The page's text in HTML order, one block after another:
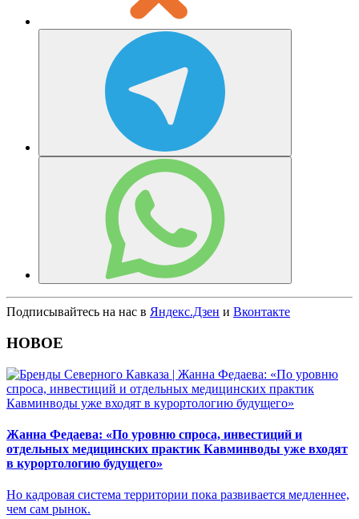
Подписывайтесь на нас в Яндекс.Дзен и Вконтакте
НОВОЕ
Жанна Федаева: «По уровню спроса, инвестиций и
отдельных медицинских практик Кавминводы уже входят
в курортологию будущего»
Но кадровая система территории пока развивается медленнее,
чем сам рынок.